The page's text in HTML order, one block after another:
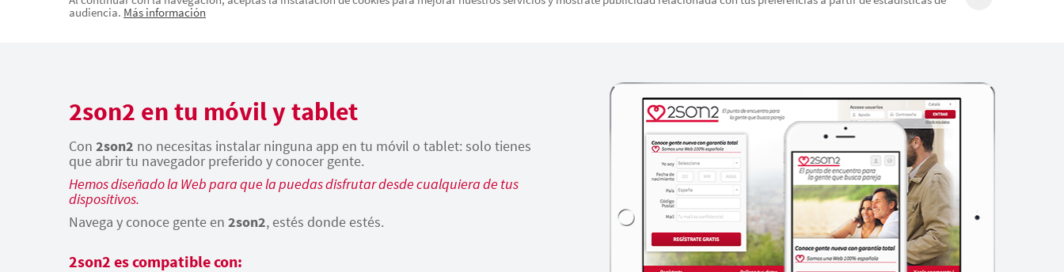
audiencia. Más información
2son2 en tu móvil y tablet
Con 2son2 no necesitas instalar ninguna app en tu móvil o tablet: solo tienes
que abrir tu navegador preferido y conocer gente.
Hemos diseñado la Web para que la puedas disfrutar desde cualquiera de tus
dispositivos.
Navega y conoce gente en 2son2, estés donde estés.
2son2 es compatible con: